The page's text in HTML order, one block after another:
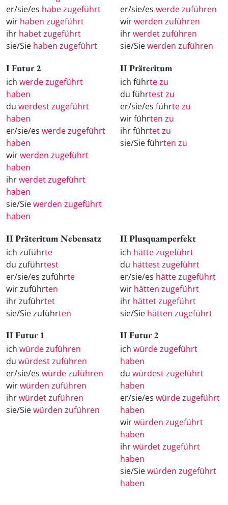
er/sie/es habe zugeführt
wir haben zugeführt
ihr habet zugeführt
sie/Sie haben zugeführt
er/sie/es werde zuführen
wirwerden zuführen
ihrwerdet zuführen
sie/Siewerden zuführen
I Futur 2
ich werde zugeführt
haben
du werdest zugeführt
haben
er/sie/es werde zugeführt
haben
wirwerden zugeführt
haben
ihrwerdet zugeführt
haben
sie/Siewerden zugeführt
haben
II Präteritum
ich führte zu
du führtest zu
er/sie/es führte zu
wir führten zu
ihr führtet zu
sie/Sie führten zu
II Präteritum Nebensatz
ich zuführte
du zuführtest
er/sie/es zuführte
wir zuführten
ihr zuführtet
sie/Sie zuführten
II Plusquamperfekt
ich hätte zugeführt
du hättest zugeführt
er/sie/es hätte zugeführt
wir hätten zugeführt
ihr hättet zugeführt
sie/Sie hätten zugeführt
II Futur 1
ich würde zuführen
du würdest zuführen
er/sie/es würde zuführen
wirwürden zuführen
ihrwürdet zuführen
sie/Siewürden zuführen
II Futur 2
ich würde zugeführt
haben
du würdest zugeführt
haben
er/sie/es würde zugeführt
haben
wirwürden zugeführt
haben
ihrwürdet zugeführt
haben
sie/Siewürden zugeführt
haben